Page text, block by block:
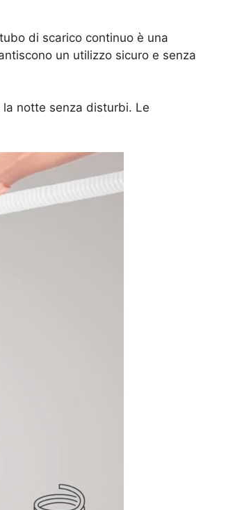
di scarico continuo è una
un utilizzo sicuro e senza
notte senza disturbi. Le